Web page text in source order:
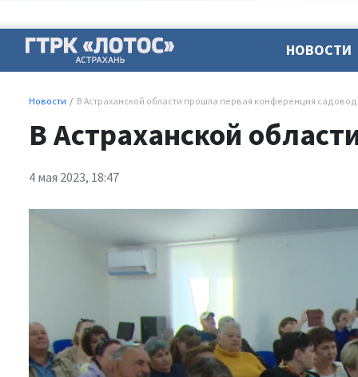
НОВОСТИ
Новости В Астраханской области прошла первая конференция
В Астраханской
4 мая 2023, 18:47